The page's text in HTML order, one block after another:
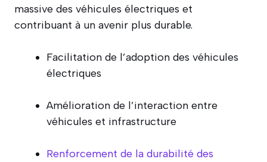
massive des véhicules électriques et
contribuant à un avenir plus durable.
Facilitation de l’adoption des véhicules
électriques
Amélioration de l’interaction entre
véhicules et infrastructure
Renforcement de la durabilité des